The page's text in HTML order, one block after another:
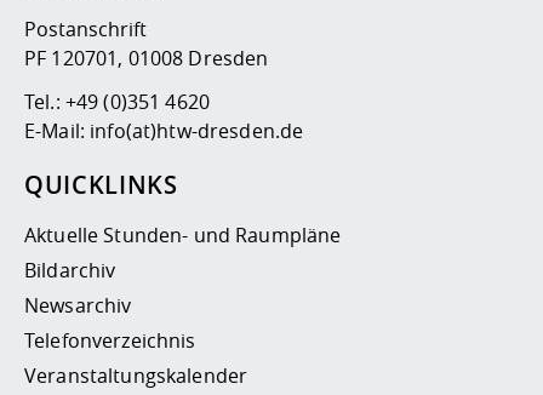
Postanschrift
PF 120701, 01008 Dresden
Tel.: +49 (0)351 4620
E-Mail: info(at)htw-dresden.de
QUICKLINKS
Aktuelle Stunden- und Raumpläne
Bildarchiv
Newsarchiv
Telefonverzeichnis
Veranstaltungskalender